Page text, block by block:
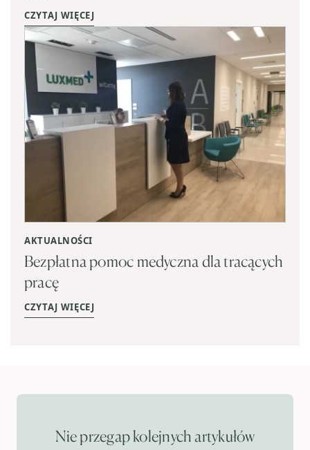
CZYTAJ WIĘCEJ
AKTUALNOŚCI
Bezpłatna pomoc medyczna dla tracących
pracę
CZYTAJ WIĘCEJ
Nie przegap kolejnych artykułów